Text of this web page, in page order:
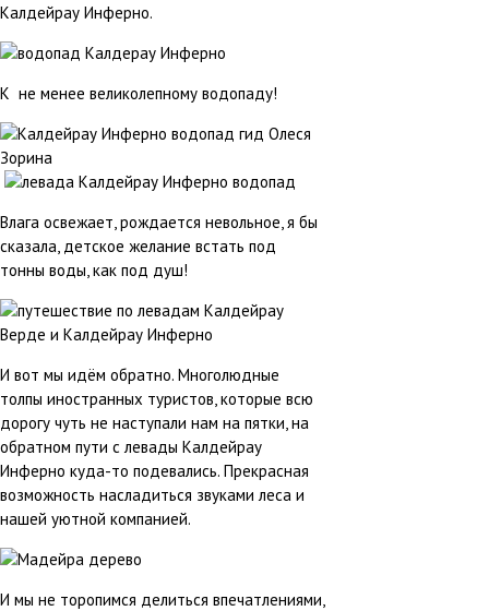
Калдейрау Инферно.
К не менее великолепному водопаду!
Влага освежает, рождается невольное, я бы
сказала, детское желание встать под
тонны воды, как под душ!
И вот мы идём обратно. Многолюдные
толпы иностранных туристов, которые всю
дорогу чуть не наступали нам на пятки, на
обратном пути с левады Калдейрау
Инферно куда-то подевались. Прекрасная
возможность насладиться звуками леса и
нашей уютной компанией.
И мы не торопимся делиться впечатлениями,